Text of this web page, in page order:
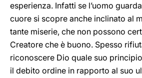
esperienza. Infatti se l’uomo
cuore si scopre anche inclinato al
tante miserie, che non possono
Creatore che è buono. Spesso
riconoscere Dio quale suo
il debito ordine in rapporto al suo